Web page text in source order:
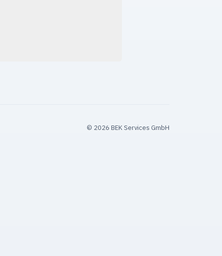
© 2026 BEK Services GmbH